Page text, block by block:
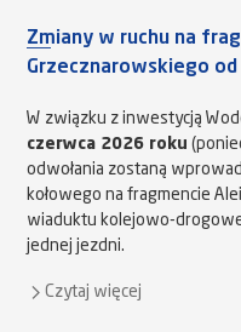
Zmiany w ruchu na
Grzecznarowskiego
W związku z inwestycją
czerwca 2026 roku
odwołania zostaną
kołowego na fragmencie
wiaduktu kolejowo-
jednej jezdni.
Czytaj więcej